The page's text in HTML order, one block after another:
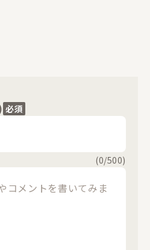
必須
(0/500)